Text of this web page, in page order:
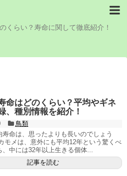
くらい？寿命に関して徹底紹介！
命はどのくらい？平均やギネ
、種別情報を紹介！
鳥類
寿命は、思ったよりも長いのでしょう
モメは、意外にも平均12年という驚くべ
、中には32年以上生きる個体...
記事を読む